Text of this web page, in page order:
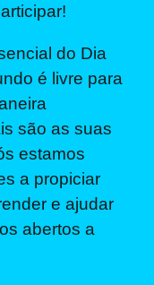
do Dia
é livre para
são as suas
estamos
a propiciar
e ajudar
abertos a